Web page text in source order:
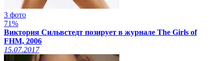
3 фото
71%
Виктория Сильвстедт позирует в журнале The Girls of
FHM, 2006
15.07.2017